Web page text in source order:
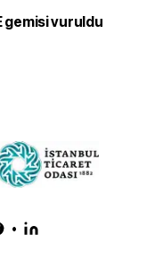
gemisi vuruldu
•